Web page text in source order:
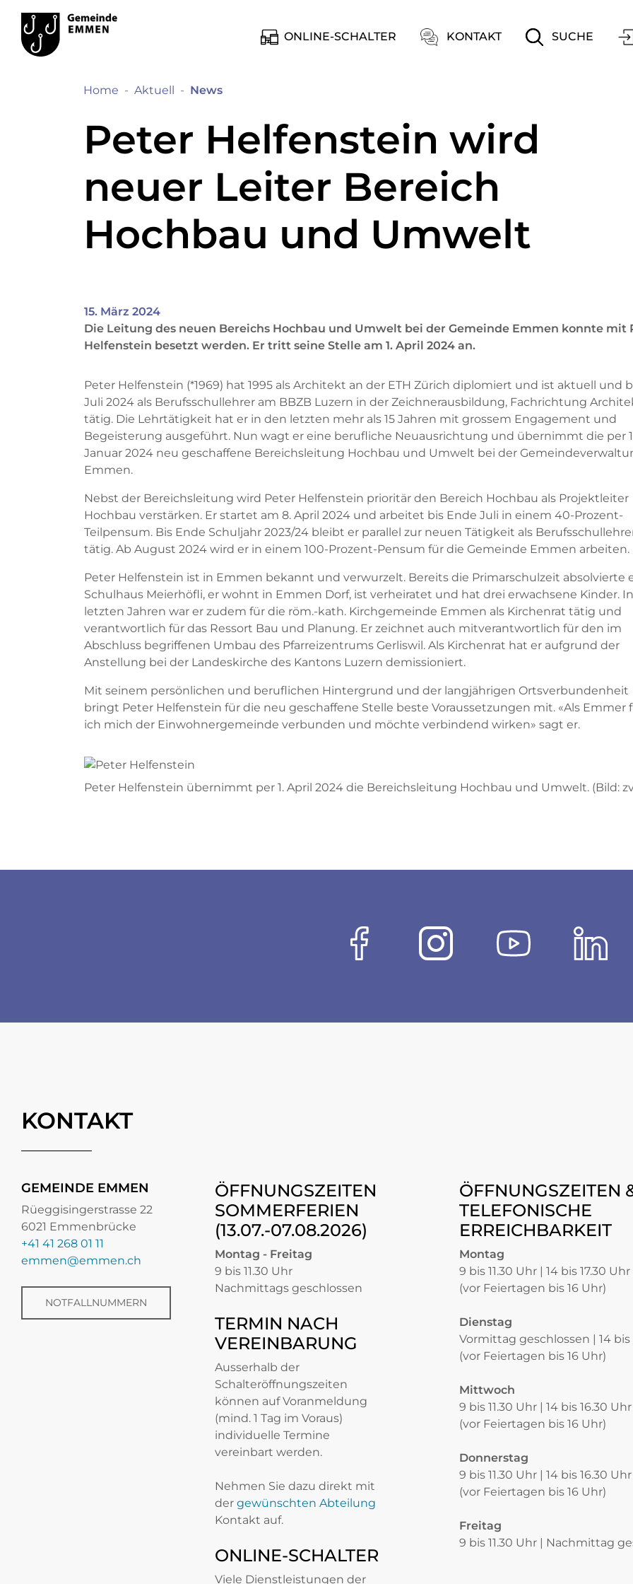
zur Startseite
Direkt zur Hauptnavigation
Direkt zum Inhalt
Direkt zur Suche
Direkt zum Stichwortverzeichnis
Kopfzeile Emmen Hauptnavigation
ONLINE-SCHALTER KONTAKT SUCHE
Hauptinhalt
Home Aktuell News(ausgewählt)
Peter Helfenstein wird
neuer Leiter Bereich
Hochbau und Umwelt
15. März 2024
Die Leitung des neuen Bereichs Hochbau und Umwelt bei der Gemeinde Emmen konnte mit
Helfenstein besetzt werden. Er tritt seine Stelle am 1. April 2024 an.
Peter Helfenstein (*1969) hat 1995 als Architekt an der ETH Zürich diplomiert und ist aktuell und
Juli 2024 als Berufsschullehrer am BBZB Luzern in der Zeichnerausbildung, Fachrichtung
tätig. Die Lehrtätigkeit hat er in den letzten mehr als 15 Jahren mit grossem Engagement und
Begeisterung ausgeführt. Nun wagt er eine berufliche Neuausrichtung und übernimmt die per
Januar 2024 neu geschaffene Bereichsleitung Hochbau und Umwelt bei der
Emmen.
Nebst der Bereichsleitung wird Peter Helfenstein prioritär den Bereich Hochbau als Projektleiter
Hochbau verstärken. Er startet am 8. April 2024 und arbeitet bis Ende Juli in einem 40-Prozent-
Teilpensum. Bis Ende Schuljahr 2023/24 bleibt er parallel zur neuen Tätigkeit als
tätig. Ab August 2024 wird er in einem 100-Prozent-Pensum für die Gemeinde Emmen arbeiten.
Peter Helfenstein ist in Emmen bekannt und verwurzelt. Bereits die Primarschulzeit absolvierte
Schulhaus Meierhöfli, er wohnt in Emmen Dorf, ist verheiratet und hat drei erwachsene Kinder.
letzten Jahren war er zudem für die röm.-kath. Kirchgemeinde Emmen als Kirchenrat tätig und
verantwortlich für das Ressort Bau und Planung. Er zeichnet auch mitverantwortlich für den im
Abschluss begriffenen Umbau des Pfarreizentrums Gerliswil. Als Kirchenrat hat er aufgrund der
Anstellung bei der Landeskirche des Kantons Luzern demissioniert.
Mit seinem persönlichen und beruflichen Hintergrund und der langjährigen Ortsverbundenheit
bringt Peter Helfenstein für die neu geschaffene Stelle beste Voraussetzungen mit. «Als Emmer
ich mich der Einwohnergemeinde verbunden und möchte verbindend wirken» sagt er.
Peter Helfenstein übernimmt per 1. April 2024 die Bereichsleitung Hochbau und Umwelt. (Bild:
Facebook Instagram Youtube
KONTAKT
GEMEINDE EMMEN
Rüeggisingerstrasse 22
6021 Emmenbrücke
+41 41 268 01 11
emmen@emmen.ch
NOTFALLNUMMERN
ÖFFNUNGSZEITEN
SOMMERFERIEN
(13.07.-07.08.2026)
Montag - Freitag
9 bis 11.30 Uhr
Nachmittags geschlossen
TERMIN NACH
VEREINBARUNG
Ausserhalb der
Schalteröffnungszeiten
können auf Voranmeldung
(mind. 1 Tag im Voraus)
individuelle Termine
vereinbart werden.
Nehmen Sie dazu direkt mit
der gewünschten Abteilung
Kontakt auf.
ONLINE-SCHALTER
Viele Dienstleistungen der
ÖFFNUNGSZEITEN
TELEFONISCHE
ERREICHBARKEIT
Montag
9 bis 11.30 Uhr | 14 bis 17.30 Uhr
(vor Feiertagen bis 16 Uhr)
Dienstag
Vormittag geschlossen | 14 bis
(vor Feiertagen bis 16 Uhr)
Mittwoch
9 bis 11.30 Uhr | 14 bis 16.30 Uhr
(vor Feiertagen bis 16 Uhr)
Donnerstag
9 bis 11.30 Uhr | 14 bis 16.30 Uhr
(vor Feiertagen bis 16 Uhr)
Freitag
9 bis 11.30 Uhr | Nachmittag